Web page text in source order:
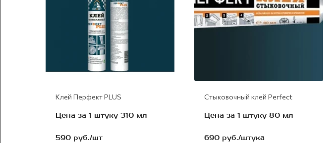
Клей Перфект PLUS
Цена за 1 штуку 310 мл
590 руб./шт
Стыковочный клей Perfect
Цена за 1 штуку 80 мл
690 руб./штука